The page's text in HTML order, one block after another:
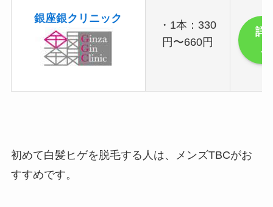
銀座銀クリニック
・1本：330
円〜660円
詳
初めて白髪ヒゲを脱毛する人は、メンズTBCがお
すすめです。